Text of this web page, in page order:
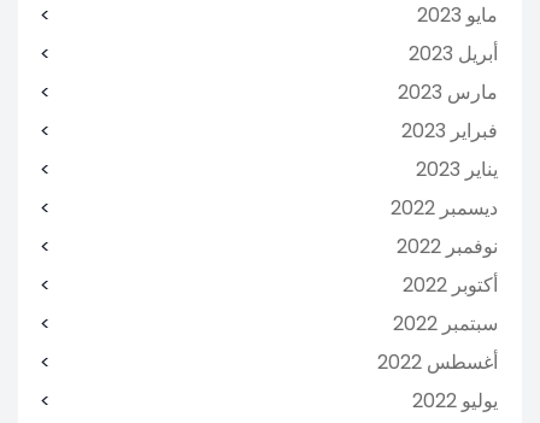
مايو 2023
أبريل 2023
مارس 2023
فبراير 2023
يناير 2023
ديسمبر 2022
نوفمبر 2022
أكتوبر 2022
سبتمبر 2022
أغسطس 2022
يوليو 2022